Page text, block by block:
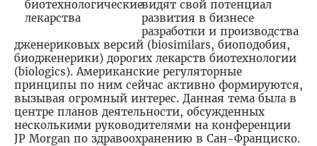
видят свой потенциал
развития в бизнесе
разработки и производства
дженериковых версий (biosimilars, биоподобия,
биодженерики) дорогих лекарств биотехнологии
(biologics). Американские регуляторные
принципы по ним сейчас активно формируются,
вызывая огромный интерес. Данная тема была в
центре планов деятельности, обсужденных
несколькими руководителями на конференции
JP Morgan по здравоохранению в Сан-Франциско.